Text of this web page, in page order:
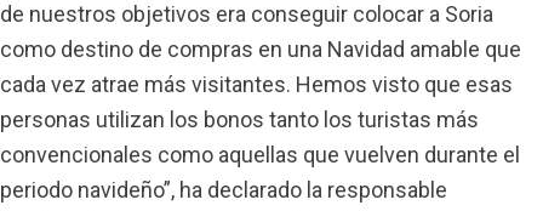
de nuestros objetivos era conseguir colocar a Soria
como destino de compras en una Navidad amable que
cada vez atrae más visitantes. Hemos visto que esas
personas utilizan los bonos tanto los turistas más
convencionales como aquellas que vuelven durante el
periodo navideño”, ha declarado la responsable